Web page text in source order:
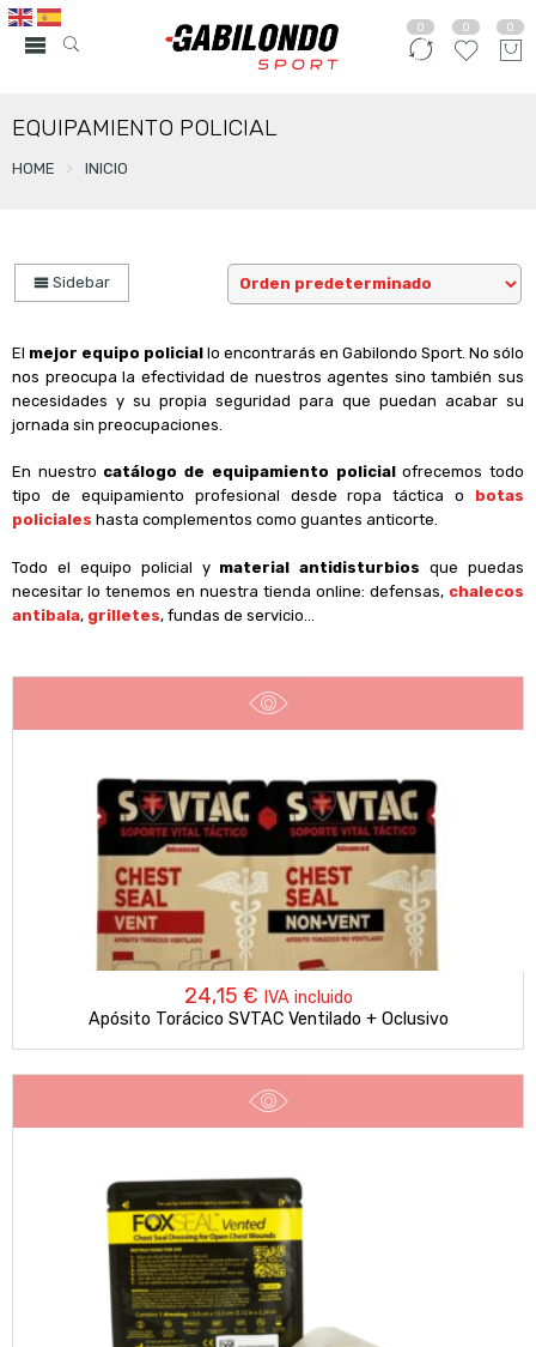
0 0 0
EQUIPAMIENTO POLICIAL
HOME INICIO
Sidebar
El mejor equipo policial lo encontrarás en Gabilondo Sport. No sólo
nos preocupa la efectividad de nuestros agentes sino también sus
necesidades y su propia seguridad para que puedan acabar su
jornada sin preocupaciones.
En nuestro catálogo de equipamiento policialofrecemos todo
tipo de equipamiento profesional desde ropa táctica o botas
policiales hasta complementos como guantes anticorte.
Todo el equipo policial y material antidisturbios que puedas
necesitar lo tenemos en nuestra tienda online: defensas, chalecos
antibala, grilletes, fundas de servicio…
24,15 € IVA incluido
Apósito Torácico SVTAC Ventilado + Oclusivo